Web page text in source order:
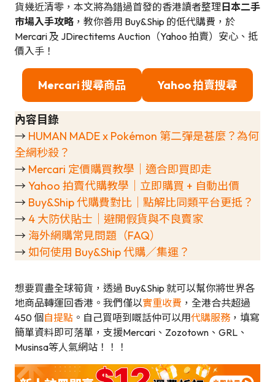
貨幾近清零，本文將為錯過首發的香港讀者整理 日本二手
市場入手攻略 ，教你善用 Buy&Ship 的低代購費，於
Mercari 及 JDirectitems Auction（Yahoo 拍賣）安心、抵
價入手！
Mercari 搜尋商品 Yahoo 拍賣搜尋
內容目錄
→ HUMAN MADE x Pokémon 第二彈是甚麼？為何
全網秒殺？
→ Mercari 定價購買教學｜適合即買即走
→ Yahoo 拍賣代購教學｜立即購買 + 自動出價
→ Buy&Ship 代購費對比｜點解比同類平台更抵？
→ 4 大防伏貼士｜避開假貨與不良賣家
→ 海外網購常見問題（FAQ）
→ 如何使用 Buy&Ship 代購／集運？
想要買盡全球筍貨，透過 Buy&Ship 就可以幫你將世界各
地商品轉運回香港。我們僅以實重收費 ，全港合共超過
450 個 自提點 。自己買唔到嘅話仲可以用代購服務 ，填寫
簡單資料即可落單，支援Mercari、Zozotown、GRL、
Musinsa等人氣網站！！！